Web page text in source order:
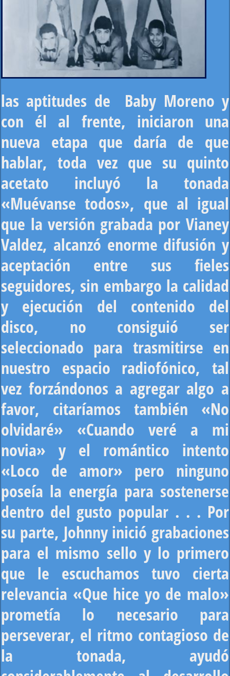
las aptitudes de Baby Moreno y
con él al frente, iniciaron una
nueva etapa que daría de que
hablar, toda vez que su quinto
acetato incluyó la tonada
«Muévanse todos», que al igual
que la versión grabada por Vianey
Valdez, alcanzó enorme difusión y
aceptación entre sus fieles
seguidores, sin embargo la calidad
y ejecución del contenido del
disco, no consiguió ser
seleccionado para trasmitirse en
nuestro espacio radiofónico, tal
vez forzándonos a agregar algo a
favor, citaríamos también «No
olvidaré» «Cuando veré a mi
novia» y el romántico intento
«Loco de amor» pero ninguno
poseía la energía para sostenerse
dentro del gusto popular . . . Por
su parte, Johnny inició grabaciones
para el mismo sello y lo primero
que le escuchamos tuvo cierta
relevancia «Que hice yo de malo»
prometía lo necesario para
perseverar, el ritmo contagioso de
la tonada, ayudó